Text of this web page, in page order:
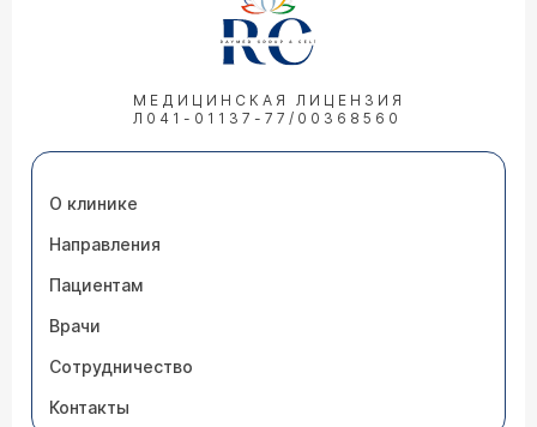
МЕДИЦИНСКАЯ ЛИЦЕНЗИЯ
Л041-01137-77/00368560
О клинике
Направления
Пациентам
Врачи
Сотрудничество
Контакты